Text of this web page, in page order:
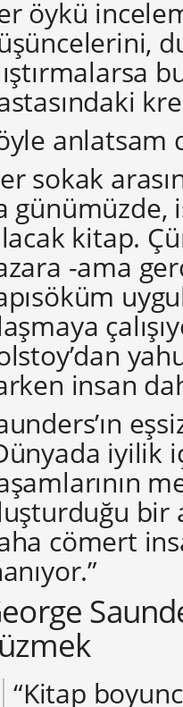
öykü
anlatsam
sokak
günümüzde,
kitap.
-ama
insan
iyilik
bir
cömert
“Kitap